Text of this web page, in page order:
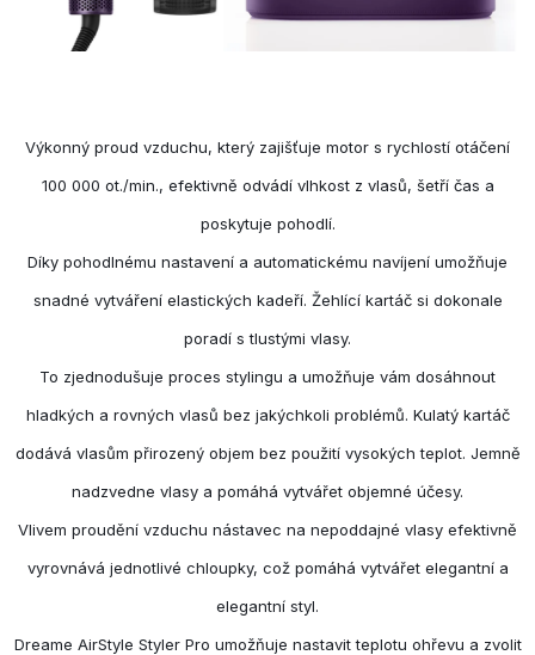
Výkonný proud vzduchu, který zajišťuje motor s rychlostí otáčení
100 000 ot./min., efektivně odvádí vlhkost z vlasů, šetří čas a
poskytuje pohodlí.
Díky pohodlnému nastavení a automatickému navíjení umožňuje
snadné vytváření elastických kadeří. Žehlící kartáč si dokonale
poradí s tlustými vlasy.
To zjednodušuje proces stylingu a umožňuje vám dosáhnout
hladkých a rovných vlasů bez jakýchkoli problémů. Kulatý kartáč
dodává vlasům přirozený objem bez použití vysokých teplot. Jemně
nadzvedne vlasy a pomáhá vytvářet objemné účesy.
Vlivem proudění vzduchu nástavec na nepoddajné vlasy efektivně
vyrovnává jednotlivé chloupky, což pomáhá vytvářet elegantní a
elegantní styl.
Dreame AirStyle Styler Pro umožňuje nastavit teplotu ohřevu a zvolit